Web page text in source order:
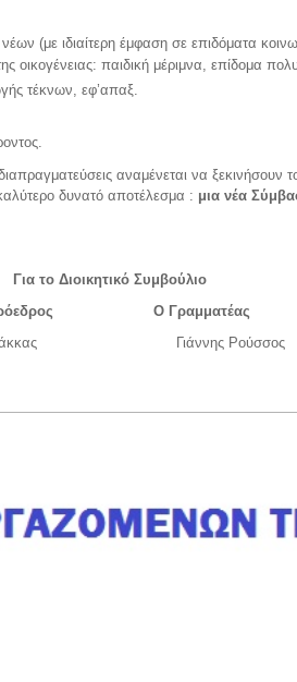
(με ιδιαίτερη έμφαση σε επιδόματα
παιδική μέριμνα, επίδομα
τέκνων, εφ’απαξ.
αναμένεται να
δυνατό αποτέλεσμα : μια νέα
Για το Διοικητικό Συμβούλιο
Ο Γραμματέας
Κάκκας Γιάννης Ρούσσος
: